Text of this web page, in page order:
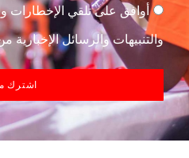
أوافق على تلقي الإخطارات
والتنبيهات والرسائل
اشترك